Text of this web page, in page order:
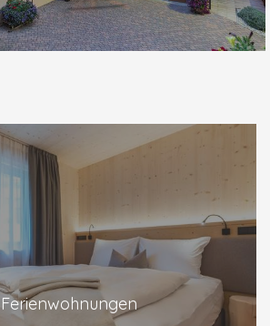
Ferienwohnungen